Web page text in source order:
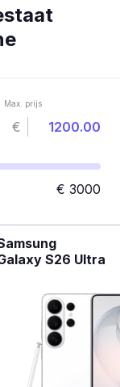
Max. prijs
€
€ 3000
S26 Ultra